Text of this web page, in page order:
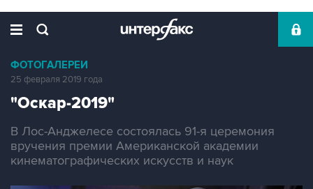
ФОТОГАЛЕРЕИ
25 февраля 2019 года
"Оскар-2019"
В Лос-Анджелесе состоялась 91-я церемония
вручения премии Американской академии
кинематографических искусств и наук